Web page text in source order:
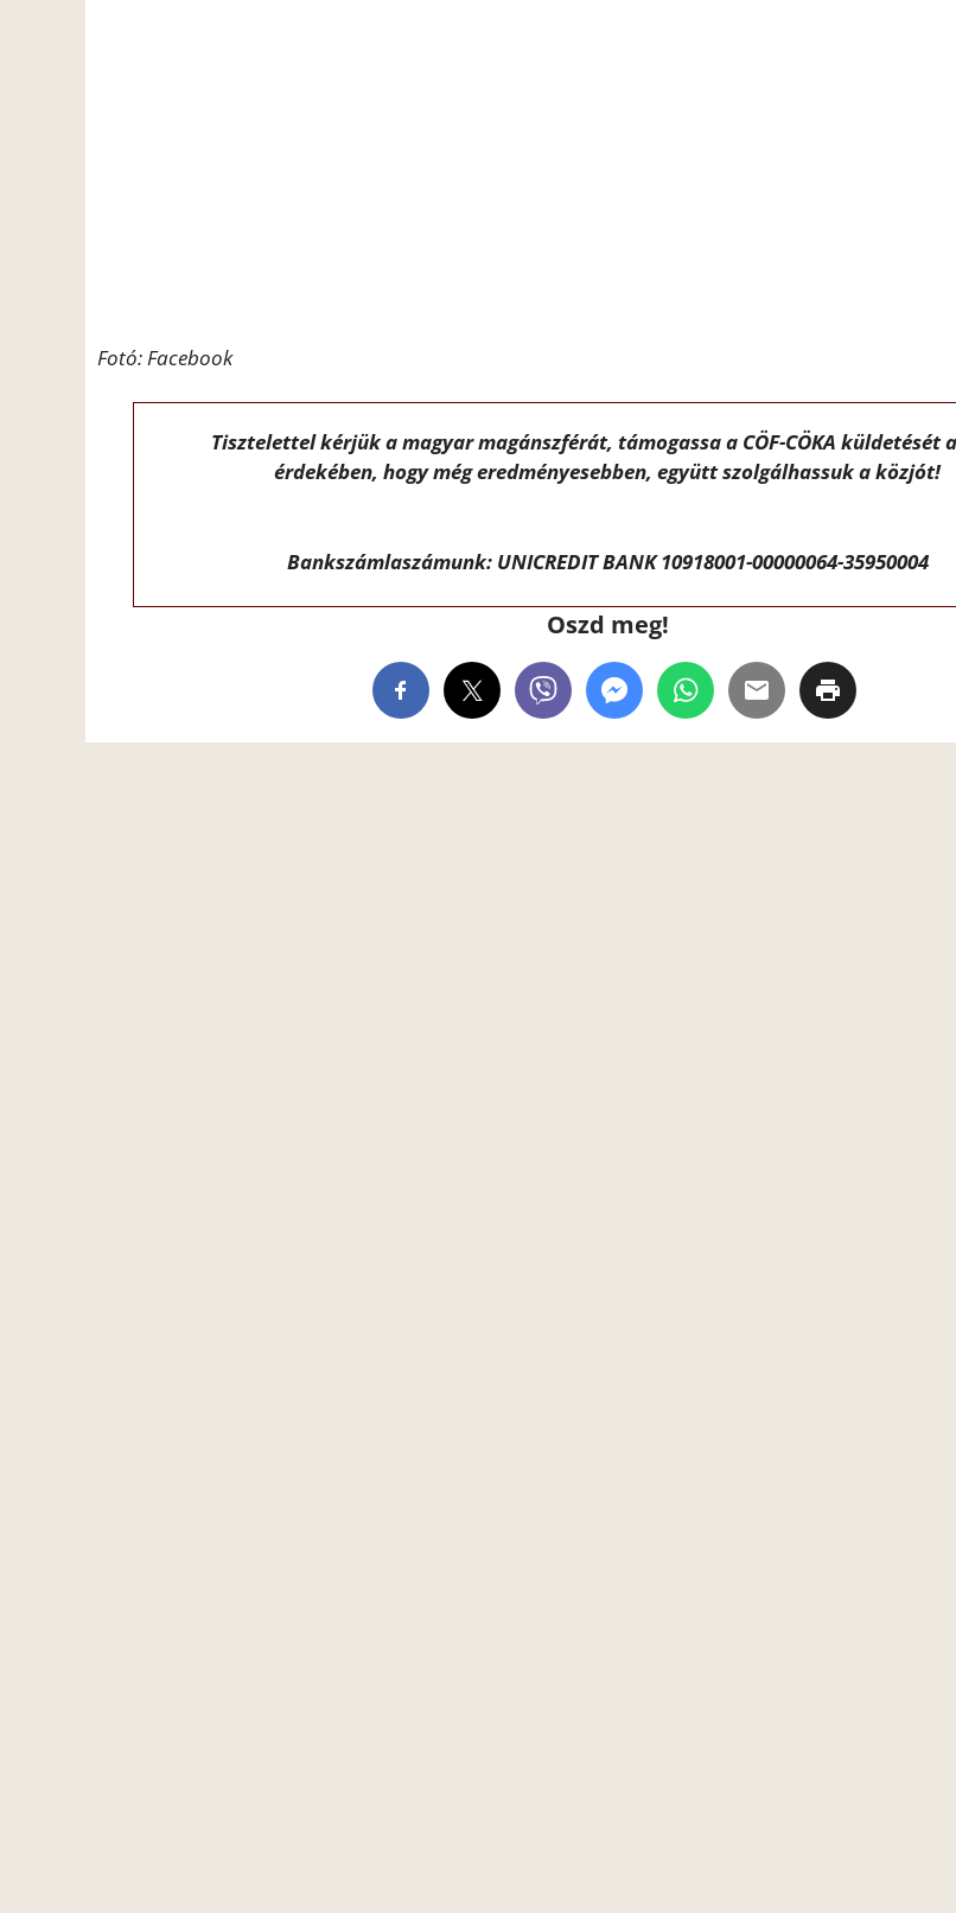
Fotó: Facebook
Tisztelettel kérjük a magyar magánszférát, támogassa a CÖF-CÖKA küldetését
érdekében, hogy még eredményesebben, együtt szolgálhassuk a közjót!
Bankszámlaszámunk: UNICREDIT BANK 10918001-00000064-35950004
Oszd meg!